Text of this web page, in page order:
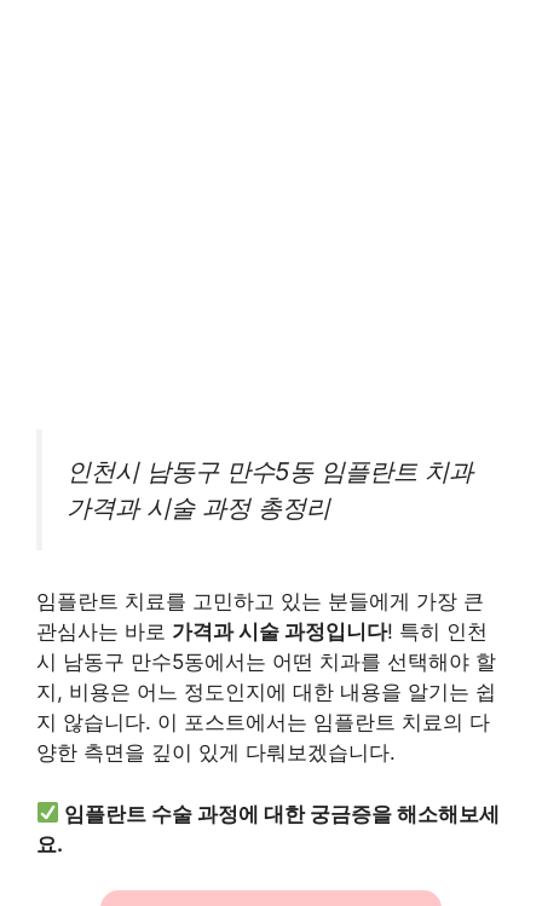
인천시 남동구 만수5동 임플란트 치과
가격과 시술 과정 총정리
임플란트 치료를 고민하고 있는 분들에게 가장 큰
관심사는 바로 가격과 시술 과정입니다! 특히 인천
시 남동구 만수5동에서는 어떤 치과를 선택해야 할
지, 비용은 어느 정도인지에 대한 내용을 알기는 쉽
지 않습니다. 이 포스트에서는 임플란트 치료의 다
양한 측면을 깊이 있게 다뤄보겠습니다.
임플란트 수술 과정에 대한 궁금증을 해소해보세
요.